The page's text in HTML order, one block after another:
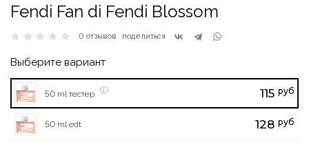
Fendi Fan di Fendi Blossom
0 отзывов поделиться
Выберите вариант
50 ml тестер 115 руб
50 ml edt 128 руб